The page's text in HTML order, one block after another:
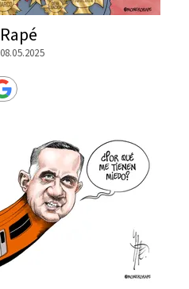
Rapé
08.05.2025